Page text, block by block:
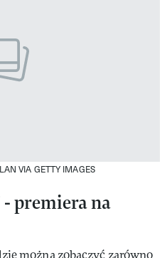
VIA GETTY IMAGES
premiera na
można zobaczyć zarówno